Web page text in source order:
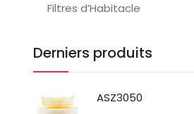
Filtres d’Habitacle
Derniers produits
ASZ3050